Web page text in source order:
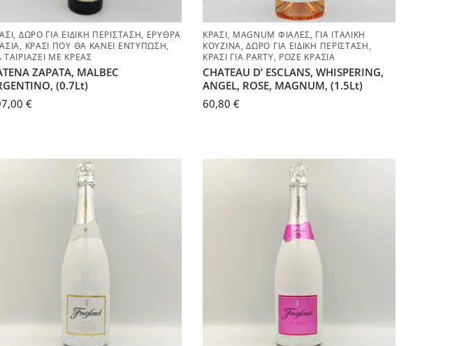
, ΔΏΡΟ ΓΙΑ ΕΙΔΙΚΉ ΠΕΡΊΣΤΑΣΗ, ΕΡΥΘΡΆ
, ΚΡΑΣΊ ΠΟΥ ΘΑ ΚΆΝΕΙ ΕΝΤΎΠΩΣΗ,
ΤΑΙΡΙΆΖΕΙ ΜΕ ΚΡΈΑΣ
ZAPATA, MALBEC
(0.7Lt)
€
ΚΡΑΣΊ, MAGNUM ΦΙΆΛΕΣ, ΓΙΑ ΙΤΑΛΙΚΉ
ΚΟΥΖΊΝΑ,ΔΏΡΟ ΓΙΑ ΕΙΔΙΚΉ ΠΕΡΊΣΤΑΣΗ ,
ΚΡΑΣΊ ΓΙΑ PARTY, ΡΟΖΈ ΚΡΑΣΙΆ
CHATEAU D’ ESCLANS, WHISPERING,
ANGEL, ROSE, MAGNUM, (1.5Lt)
60,80€